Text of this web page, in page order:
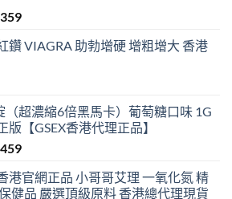
Price
$489
鑽 VIAGRA 助勃增硬 增粗增大 香港
（超濃縮6倍黑馬卡）葡萄糖口味 1G
版【GSEX香港代理正品】
Price
$759
港官網正品 小哥哥艾理 一氧化氮 精
健品 嚴選頂級原料 香港總代理現貨